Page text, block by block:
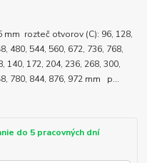
rozteč otvorov (C): 96, 128,
480, 544, 560, 672, 736, 768,
172, 204, 236, 268, 300,
780, 844, 876, 972 mm p...
do 5 pracovných dní